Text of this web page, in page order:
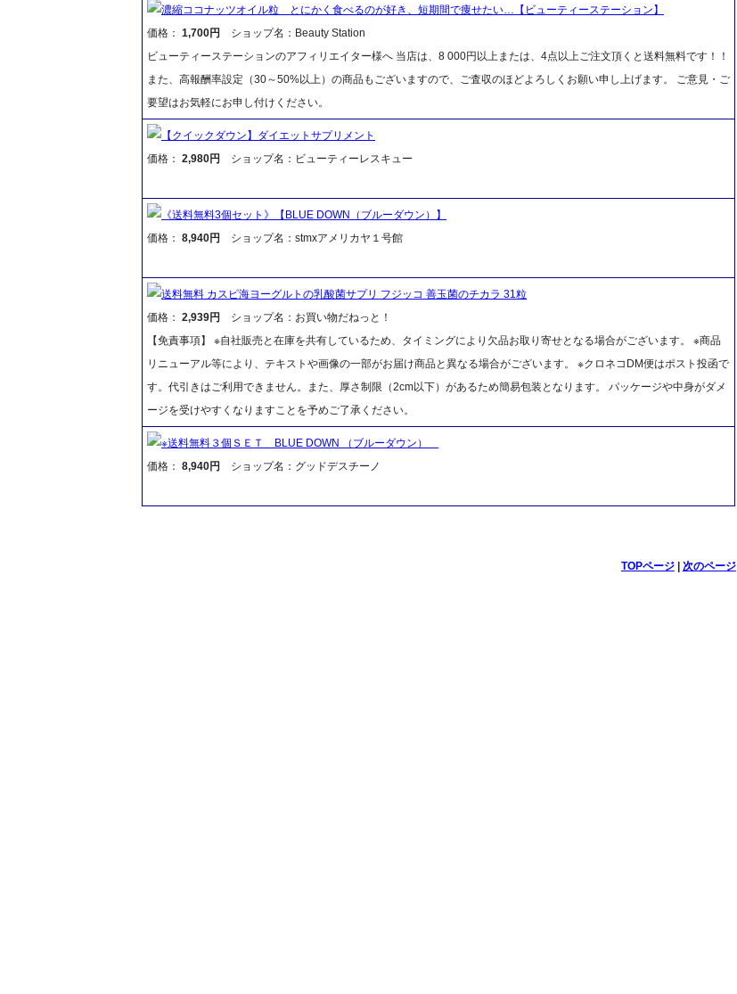
濃縮ココナッツオイル粒 とにかく食べるのが好き、短期間で痩せたい…【ビューティーステーション】
価格： 1,700円
ショップ名：Beauty Station
ビューティーステーションのアフィリエイター様へ 当店は、8 000円以上または、4点以上ご注文頂くと送料無料です！！
また、高報酬率設定（30～50%以上）の商品もございますので、ご査収のほどよろしくお願い申し上げます。 ご意見・ご
要望はお気軽にお申し付けください。
【クイックダウン】ダイエットサプリメント
価格： 2,980円 ショップ名：ビューティーレスキュー
《送料無料3個セット》【BLUE DOWN（ブルーダウン）】
価格： 8,940円 ショップ名：stmxアメリカヤ１号館
送料無料 カスピ海ヨーグルトの乳酸菌サプリ フジッコ 善玉菌のチカラ 31粒
価格： 2,939円
ショップ名：お買い物だねっと！
【免責事項】 ※自社販売と在庫を共有しているため、タイミングにより欠品お取り寄せとなる場合がございます。 ※商品
リニューアル等により、テキストや画像の一部がお届け商品と異なる場合がございます。 ※クロネコDM便はポスト投函で
す。代引きはご利用できません。また、厚さ制限（2cm以下）があるため簡易包装となります。 パッケージや中身がダメ
ージを受けやすくなりますことを予めご了承ください。
※送料無料３個ＳＥＴ BLUE DOWN （ブルーダウン）
価格： 8,940円 ショップ名：グッドデスチーノ
TOPページ| 次のページ